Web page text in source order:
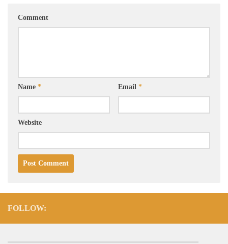
Comment
Name * Email *
Website
FOLLOW: